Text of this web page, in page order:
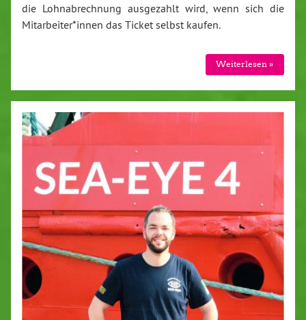
die Lohnabrechnung ausgezahlt wird, wenn sich die
Mitarbeiter*innen das Ticket selbst kaufen.
Weiterlesen »